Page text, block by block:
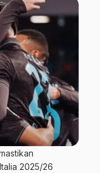
Italia 2025/26